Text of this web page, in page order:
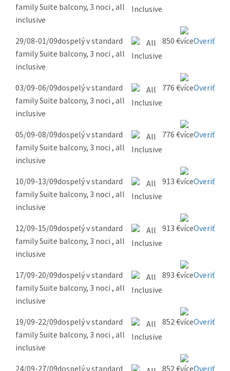
family Suite balcony, 3 noci , all
inclusive
29/08-01/09dospelý v standard
family Suite balcony, 3 noci , all
inclusive
850 € Overiť
03/09-06/09dospelý v standard
family Suite balcony, 3 noci , all
inclusive
776 € Overiť
05/09-08/09dospelý v standard
family Suite balcony, 3 noci , all
inclusive
776 € Overiť
10/09-13/09dospelý v standard
family Suite balcony, 3 noci , all
inclusive
913 € Overiť
12/09-15/09dospelý v standard
family Suite balcony, 3 noci , all
inclusive
913 € Overiť
17/09-20/09dospelý v standard
family Suite balcony, 3 noci , all
inclusive
893 € Overiť
19/09-22/09dospelý v standard
family Suite balcony, 3 noci , all
inclusive
852 € Overiť
24/09-27/09dospelý v standard
852 € Overiť